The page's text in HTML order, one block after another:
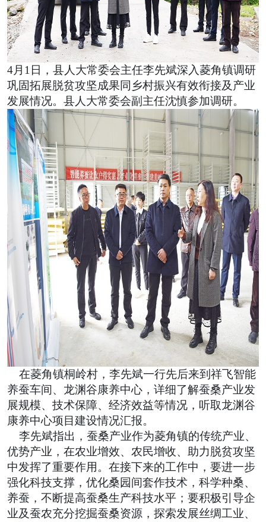
4月1日，县人大常委会主任李先斌深入菱角镇调研
巩固拓展脱贫攻坚成果同乡村振兴有效衔接及产业
发展情况。县人大常委会副主任沈慎参加调研。
在菱角镇桐岭村，李先斌一行先后来到祥飞智能
养蚕车间、龙渊谷康养中心，详细了解蚕桑产业发
展规模、技术保障、经济效益等情况，听取龙渊谷
康养中心项目建设情况汇报。
李先斌指出，蚕桑产业作为菱角镇的传统产业、
优势产业，在农业增效、农民增收、助力脱贫攻坚
中发挥了重要作用。在接下来的工作中，要进一步
强化科技支撑，优化桑园间套作技术，科学种桑、
养蚕，不断提高蚕桑生产科技水平；要积极引导企
业及蚕农充分挖掘蚕桑资源，探索发展丝绸工业、